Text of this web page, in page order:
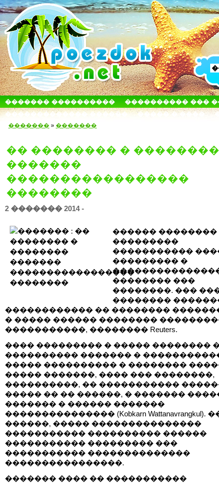
������� ����������
���������� ���
������������� ������
����� � ����
������� » �������
�� �������� � ��������
�������
�����������������
��������
2 ������� 2014 -
������ ��������
���������
�����������
��������� �
�������� ���
��������. ���
��������
������������ �� ��������
� ����� ������ ��������
�����������, �������� Reuters.
���� ��������� � ����� ��������
���������� ������� �
����� ���������� � ��������
����� �������, ���� ��� ��������,
����������, �� �����������
����� �� �� ������, � �������
������� � ������ �������
��������������� (Kobkarn Wattanavrangkul).
������, ����� ���������������
����������� ���������� ������
����������� ��������� ���
����������� ��������������
����������������.
������� ���� �� �����������